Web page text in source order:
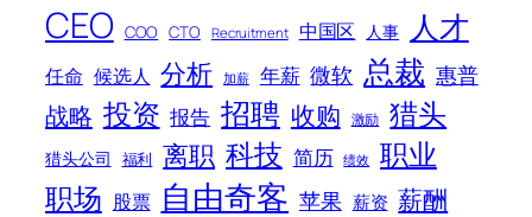
CEO COO CTO Recruitment 中国区 人事 人才
任命 候选人 分析 加薪 年薪 微软 总裁 惠普
战略 投资 报告 招聘 收购 激励 猎头
猎头公司 福利 离职 科技 简历 绩效 职业
职场 股票 自由奇客 苹果 薪资 薪酬